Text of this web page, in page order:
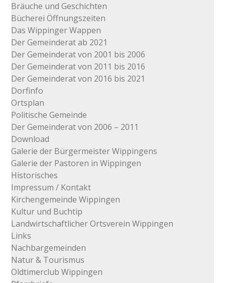
Bräuche und Geschichten
Bücherei Öffnungszeiten
Das Wippinger Wappen
Der Gemeinderat ab 2021
Der Gemeinderat von 2001 bis 2006
Der Gemeinderat von 2011 bis 2016
Der Gemeinderat von 2016 bis 2021
Dorfinfo
Ortsplan
Politische Gemeinde
Der Gemeinderat von 2006 – 2011
Download
Galerie der Bürgermeister Wippingens
Galerie der Pastoren in Wippingen
Historisches
Impressum / Kontakt
Kirchengemeinde Wippingen
Kultur und Buchtip
Landwirtschaftlicher Ortsverein Wippingen
Links
Nachbargemeinden
Natur & Tourismus
Oldtimerclub Wippingen